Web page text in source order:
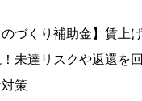
のづくり補助金】賃上
未達リスクや返還を
策